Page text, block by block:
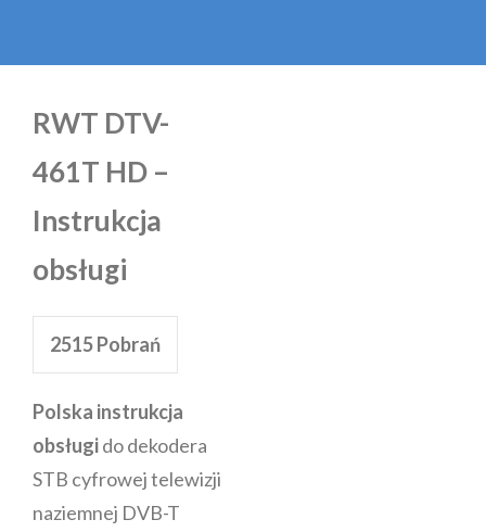
RWT DTV-
461T HD –
Instrukcja
obsługi
2515Pobrań
Polska instrukcja
obsługido dekodera
STB cyfrowej telewizji
naziemnej DVB-T